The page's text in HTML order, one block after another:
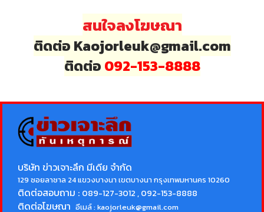
สนใจลงโฆษณา
ติดต่อ Kaojorleuk@gmail.com
ติดต่อ 092-153-8888
บริษัท ข่าวเจาะลึก มีเดีย จำกัด
129 ซอยลาซาล 24 แขวงบางนา เขตบางนา กรุงเทพมหานคร 10260
ติดต่อสอบถาม : 089-127-3012 , 092-153-8888
ติดต่อโฆษณา อีเมล์ :kaojorleuk@gmail.com